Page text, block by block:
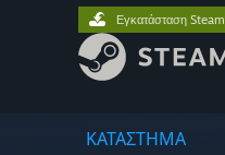
ΚΑΤΑΣΤΗΜΑ
Εγκατάσταση Steam